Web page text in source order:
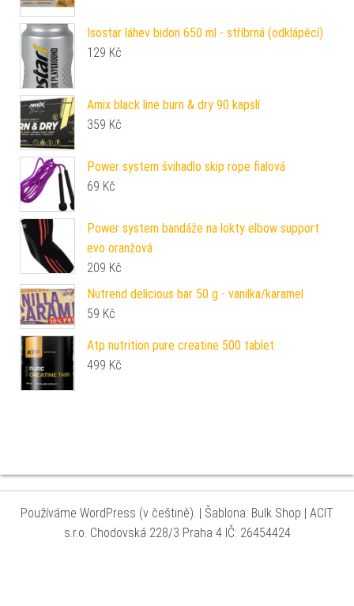
Isostar láhev bidon 650 ml - stříbrná (odklápěcí)
129 Kč
Amix black line burn & dry 90 kapslí
359 Kč
Power system švihadlo skip rope fialová
69 Kč
Power system bandáže na lokty elbow support
evo oranžová
209 Kč
Nutrend delicious bar 50 g - vanilka/karamel
59 Kč
Atp nutrition pure creatine 500 tablet
499 Kč
Používáme WordPress (v češtině). | Šablona: Bulk Shop | ACIT
s.r.o. Chodovská 228/3 Praha 4 IČ: 26454424